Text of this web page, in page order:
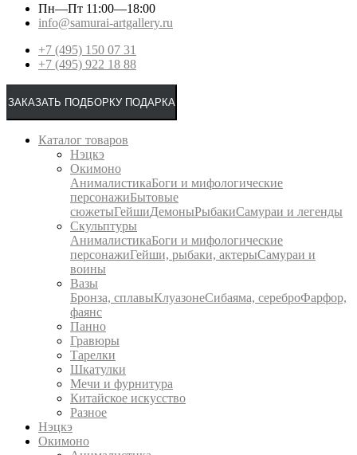
Пн—Пт 11:00—18:00
info@samurai-artgallery.ru
+7 (495) 150 07 31
+7 (495) 922 18 88
ЗАКАЗАТЬ ПОДБОРКУ ПОДАРКА
Каталог товаров
Нэцкэ
Окимоно
АнималистикаБоги и мифологические
персонажиБытовые
сюжетыГейшиДемоныРыбакиСамураи и легенды
Скульптуры
АнималистикаБоги и мифологические
персонажиГейши, рыбаки, актерыСамураи и
воины
Вазы
Бронза, сплавыКлуазонеСибаяма, сереброФарфор,
фаянс
Панно
Гравюры
Тарелки
Шкатулки
Мечи и фурнитура
Китайское искусство
Разное
Нэцкэ
Окимоно